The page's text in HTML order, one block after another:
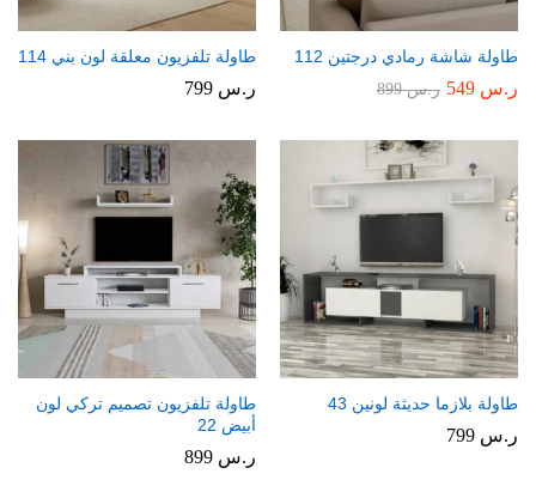
طاولة شاشة رمادي درجتين 112
ر.س ر.س899
طاولة تلفزيون معلقة لون بني 114
ر.س
طاولة بلازما حديثة لونين 43
ر.س
طاولة تلفزيون تصميم تركي لون
أبيض 22
ر.س